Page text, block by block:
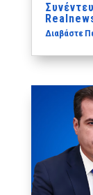
Διαβάστε